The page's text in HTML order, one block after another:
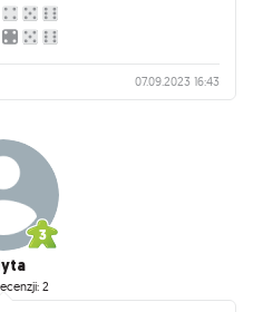
07.09.2023 16:43
2